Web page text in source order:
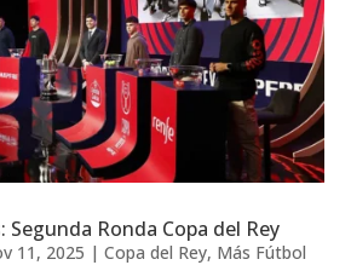
Segunda Ronda Copa del Rey
11, 2025 |Copa del Rey, Más Fútbol